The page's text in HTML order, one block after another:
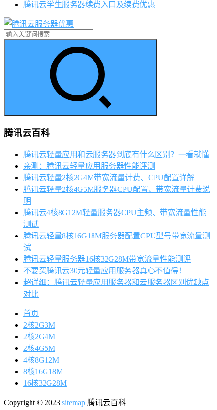
腾讯云学生服务器续费入口及续费优惠
腾讯云百科
腾讯云轻量应用和云服务器到底有什么区别？一看就懂
亲测：腾讯云轻量应用服务器性能评测
腾讯云轻量2核2G4M带宽流量计费、CPU配置详解
腾讯云轻量2核4G5M服务器CPU配置、带宽流量计费说
明
腾讯云4核8G12M轻量服务器CPU主频、带宽流量性能
测试
腾讯云轻量8核16G18M服务器配置CPU型号带宽流量测
试
腾讯云轻量服务器16核32G28M带宽流量性能测评
不要买腾讯云30元轻量应用服务器真心不值得！
超详细：腾讯云轻量应用服务器和云服务器区别优缺点
对比
首页
2核2G3M
2核2G4M
2核4G5M
4核8G12M
8核16G18M
16核32G28M
Copyright © 2023 sitemap 腾讯云百科